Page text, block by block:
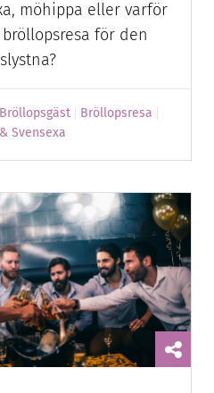
möhippa eller varför
för den
Bröllopsgäst
Bröllopsresa
Svensexa